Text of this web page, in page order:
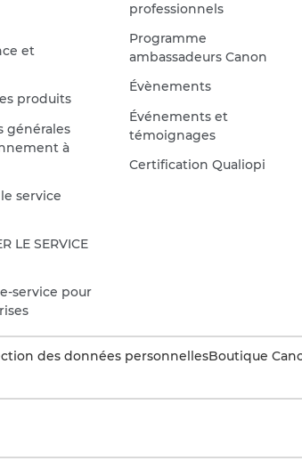
et
produits
générales
à
service
LE SERVICE
service pour
professionnels
Programme
ambassadeurs Canon
Évènements
Événements et
témoignages
Certification Qualiopi
des données personnellesBoutique